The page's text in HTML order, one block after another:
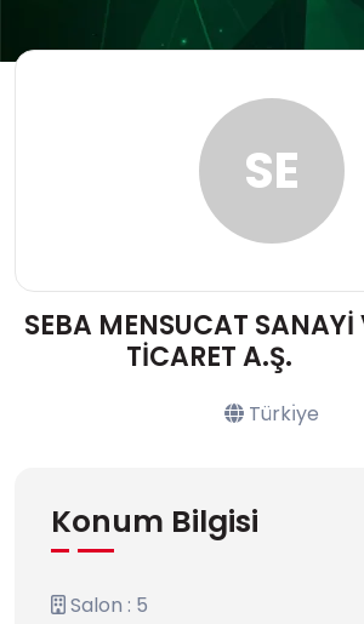
SE
SEBA MENSUCAT SANAYİ
TİCARET A.Ş.
Türkı̇ye
Konum Bilgisi
Salon : 5